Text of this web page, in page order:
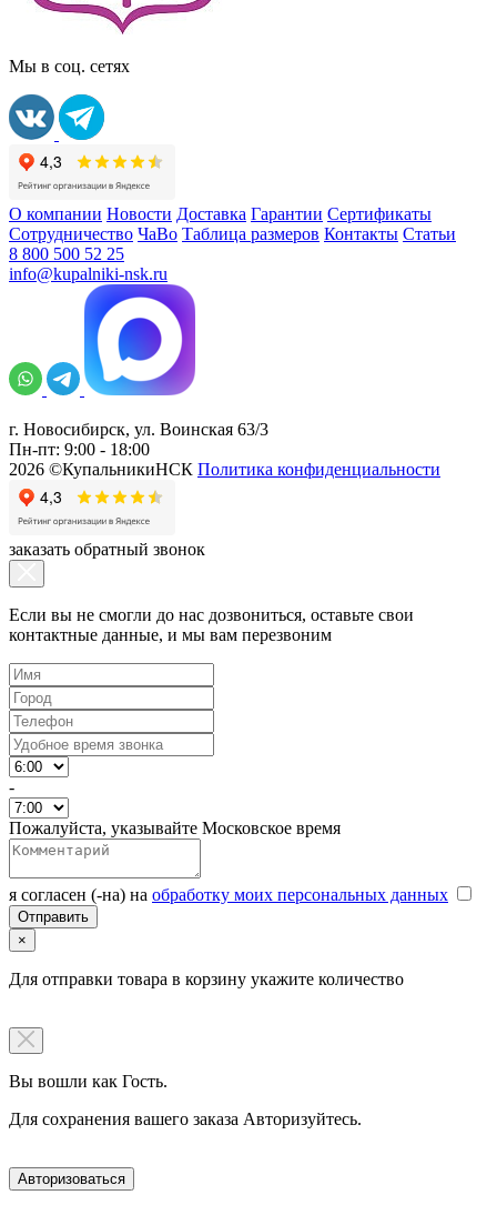
Мы в соц. сетях
О компании Новости Доставка Гарантии Сертификаты
Сотрудничество ЧаВо Таблица размеров Контакты Статьи
8 800 500 52 25
info@kupalniki-nsk.ru
г. Новосибирск, ул. Воинская 63/3
Пн-пт: 9:00 - 18:00
2026 ©КупальникиНСК Политика конфиденциальности
заказать обратный звонок
Если вы не смогли до нас дозвониться, оставьте свои
контактные данные, и мы вам перезвоним
-
Пожалуйста, указывайте Московское время
я согласен (-на) на обработку моих персональных данных
×
Для отправки товара в корзину укажите количество
Вы вошли как Гость.
Для сохранения вашего заказа Авторизуйтесь.
Авторизоваться